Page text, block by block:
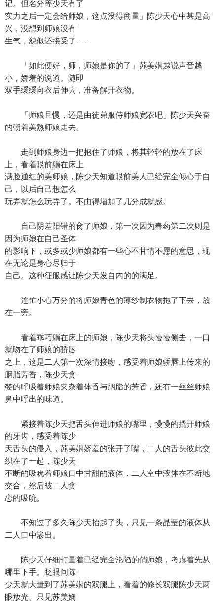
记。但名分等少天有了
实力之后一定会给师娘，这点没得商量」陈少天心中甚是高
兴，没想到师娘没有
生气，貌似还接受了……
「如此便好，师，师娘是你的了」苏美娴越说声音越
小，娇羞的说道。随即
双手缓缓向衣后伸去，准备解开衣物。
「师娘且慢，还是由徒弟服侍师娘宽衣吧」陈少天兴奋
的朝着美熟师娘走去。
走到师娘身边一把抱住了师娘，将其轻轻的放在了床
上，看着眼前躺在床上
满脸通红的美师娘，陈少天知道眼前美人已经完全倾心于自
己，以后自己想怎么
玩弄就怎么玩弄了。不由得增加了几分成就感。
自己阴差阳错的肏了师娘，第一次因为春药第二次则是
因为师娘在自己圣体
的影响下，或多或少师娘都有一些心不甘情不愿的意思，现
在无论是身心尽归于
自己。这种征服感让陈少天发自内的的满足。
连忙小心万分的将师娘青色的薄纱制衣物拖了下去，放
在一旁。
看着乖巧躺在床上的师娘，陈少天将头慢慢侧去，一口
就吻在了师娘的骄唇
之上，这是二人第一次深情接吻，感受着师娘骄唇上传来的
胭脂芳香，陈少天贪
婪的呼吸着师娘夹杂着体香与胭脂的芳香，还有一丝丝师娘
鼻中呼出的味道。
紧接着陈少天把舌头伸进师娘的嘴里，慢慢的撬开师娘
的牙齿，感受着陈少
天舌头的侵入，苏美娴娇羞的张开了嘴，二人的舌头彼此交
织在了一起，陈少天
不断的吸吮着师娘口中甘甜的液体，二人空中液体在不断地
交合，然后被二人贪
恋的吸吮。
不知过了多久陈少天抬起了头，只见一条晶莹的液体从
二人口中渗出。
陈少天仔细打量着已经完全沦陷的俏师娘，考虑着先从
哪里下手。眨眼间陈
少天就大量到了苏美娴的双腿上，看着的修长双腿陈少天两
眼放光。只见苏美娴